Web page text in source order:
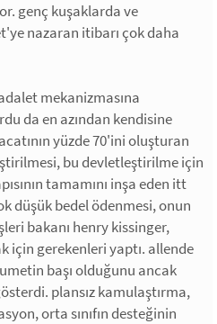
genç kuşaklarda ve
nazaran itibarı çok daha
mekanizmasına
da en azından kendisine
yüzde 70'ini oluşturan
bu devletleştirilme için
tamamını inşa eden itt
düşük bedel ödenmesi, onun
bakanı henry kissinger,
için gerekenleri yaptı. allende
başı olduğunu ancak
plansız kamulaştırma,
orta sınıfın desteğinin